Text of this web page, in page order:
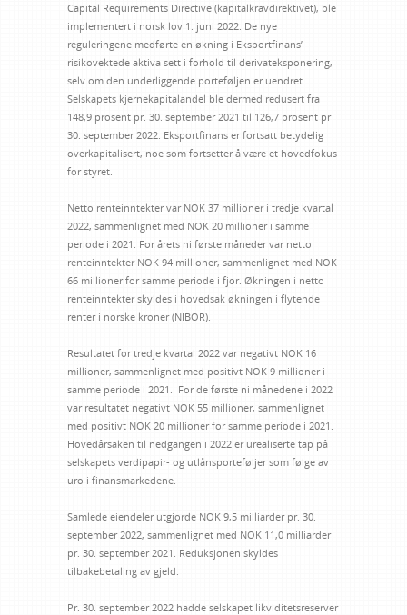
Capital Requirements Directive (kapitalkravdirektivet), ble
implementert i norsk lov 1. juni 2022. De nye
reguleringene medførte en økning i Eksportfinans’
risikovektede aktiva sett i forhold til derivateksponering,
selv om den underliggende porteføljen er uendret.
Selskapets kjernekapitalandel ble dermed redusert fra
148,9 prosent pr. 30. september 2021 til 126,7 prosent pr
30. september 2022. Eksportfinans er fortsatt betydelig
overkapitalisert, noe som fortsetter å være et hovedfokus
for styret.
Netto renteinntekter var NOK 37 millioner i tredje kvartal
2022, sammenlignet med NOK 20 millioner i samme
periode i 2021. For årets ni første måneder var netto
renteinntekter NOK 94 millioner, sammenlignet med NOK
66 millioner for samme periode i fjor. Økningen i netto
renteinntekter skyldes i hovedsak økningen i flytende
renter i norske kroner (NIBOR).
Resultatet for tredje kvartal 2022 var negativt NOK 16
millioner, sammenlignet med positivt NOK 9 millioner i
samme periode i 2021. For de første ni månedene i 2022
var resultatet negativt NOK 55 millioner, sammenlignet
med positivt NOK 20 millioner for samme periode i 2021.
Hovedårsaken til nedgangen i 2022 er urealiserte tap på
selskapets verdipapir- og utlånsporteføljer som følge av
uro i finansmarkedene.
Samlede eiendeler utgjorde NOK 9,5 milliarder pr. 30.
september 2022, sammenlignet med NOK 11,0 milliarder
pr. 30. september 2021. Reduksjonen skyldes
tilbakebetaling av gjeld.
Pr. 30. september 2022 hadde selskapet likviditetsreserver